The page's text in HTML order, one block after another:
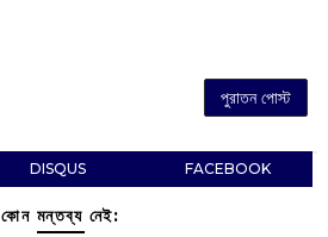
পুরাতন পোস্ট
DISQUS FACEBOOK
কোন মন্তব্য নেই: